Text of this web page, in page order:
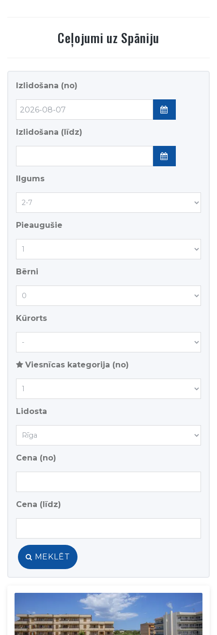
Ceļojumi uz Spāniju
Izlidošana (no)
Izlidošana (līdz)
Ilgums
Pieaugušie
Bērni
Kūrorts
Viesnīcas kategorija (no)
Lidosta
Cena (no)
Cena (līdz)
MEKLĒT